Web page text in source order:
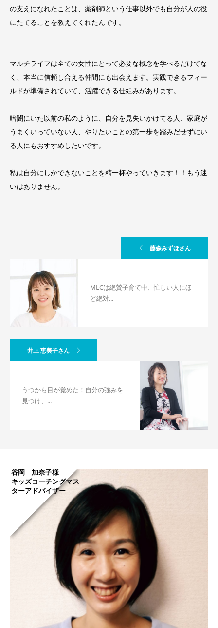
の支えになれたことは、薬剤師という仕事以外でも自分が人の役
にたてることを教えてくれたんです。
マルチライフは全ての女性にとって必要な概念を学べるだけでな
く、本当に信頼し合える仲間にも出会えます。実践できるフィー
ルドが準備されていて、活躍できる仕組みがあります。
暗闇にいた以前の私のように、自分を見失いかけてる人、家庭が
うまくいっていない人、やりたいことの第一歩を踏みだせずにい
る人にもおすすめしたいです。
私は自分にしかできないことを精一杯やっていきます！！もう迷
いはありません。
藤森みずほさん
MLCは絶賛子育て中、忙しい人にほ
ど絶対...
井上 恵美子さん
うつから目が覚めた！自分の強みを
見つけ、...
谷岡 加奈子様
キッズコーチングマス
ターアドバイザー